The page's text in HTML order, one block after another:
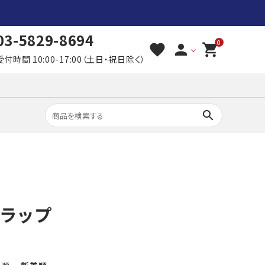
5829-8694
付時間 10:00-17:00（土日・祝日除く）
favorite person 0
shopping_cart
search
ップ